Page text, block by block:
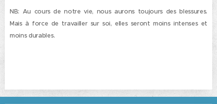
NB: Au cours de notre vie, nous aurons toujours des blessures.
Mais à force de travailler sur soi, elles seront moins intenses et
moins durables.